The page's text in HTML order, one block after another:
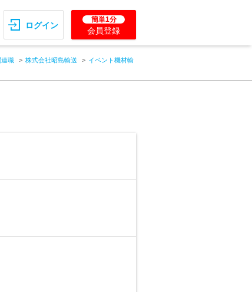
ログイン
簡単1分
会員登録
連職 株式会社昭島輸送
イベント機材輸